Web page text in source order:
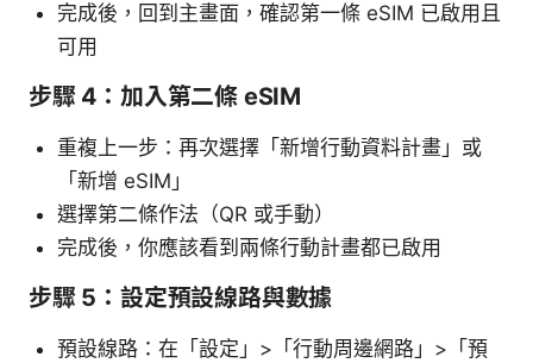
完成後，回到主畫面，確認第一條 eSIM 已啟用且
可用
步驟 4：加入第二條 eSIM
重複上一步：再次選擇「新增行動資料計畫」或
「新增 eSIM」
選擇第二條作法（QR 或手動）
完成後，你應該看到兩條行動計畫都已啟用
步驟 5：設定預設線路與數據
預設線路：在「設定」>「行動周邊網路」>「預